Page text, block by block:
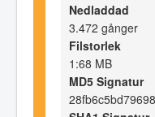
Nedladdad
3.472 gånger
Filstorlek
1:68 MB
MD5 Signatur